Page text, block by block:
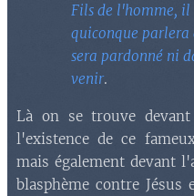
Fils de l'homme,
quiconque parlera
sera pardonné ni
venir.
Là on se trouve
l'existence de ce
mais également devant
blasphème contre